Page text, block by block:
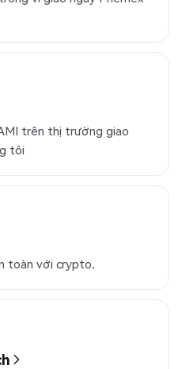
trên thị trường giao
tôi
toàn với crypto.